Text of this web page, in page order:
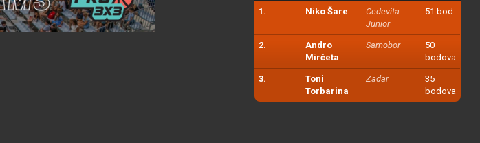
1. Niko Šare
Cedevita
Junior
51 bod
2.
Andro
Mirčeta
Samobor
50
bodova
3.
Toni
Torbarina
Zadar
35
bodova